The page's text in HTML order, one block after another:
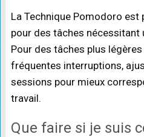
La Technique Pomodoro
pour des tâches nécessitant
Pour des tâches plus
fréquentes interruptions,
sessions pour mieux
travail.
Que faire si je suis